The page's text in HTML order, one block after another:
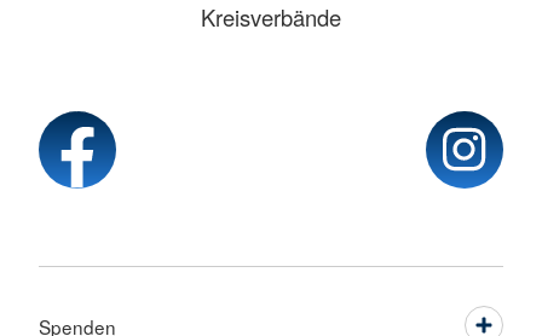
Kreisverbände
Spenden